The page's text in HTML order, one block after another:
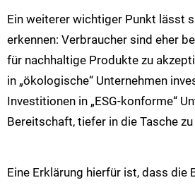
Ein weiterer wichtiger Punkt lässt
erkennen: Verbraucher sind eher
für nachhaltige Produkte zu
in „ökologische“ Unternehmen
Investitionen in „ESG-konforme“
Bereitschaft, tiefer in die Tasche
Eine Erklärung hierfür ist, dass die